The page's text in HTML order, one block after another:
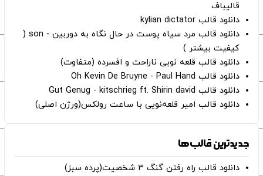
قالیباف
دانلود قالب kylian dictator
دانلود قالب مرد سیاه پوست در حال نگاه به دوربین - son (
کیفیت بیشتر )
دانلود قالب قلعه نویی ناراحت و افسرده (متفاوت)
دانلود قالب Oh Kevin De Bruyne - Paul Hand
دانلود قالب Gut Genug - kitschrieg ft. Shirin david
دانلود قالب امیر قلعه‌نویی با ساعت رولکس(ورژن اصلی)
جدیدترین قالب‌ها
دانلود قالب راه رفتن گنگ ۳ شخصیت(پرده سبز)